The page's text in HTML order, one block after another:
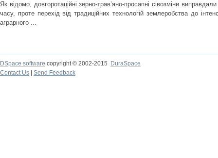
Як відомо, довгоротаційні зерно-трав’яно-просапні сівозміни
часу, проте перехід від традиційних технологій землеробства до
аграрного ...
DSpace software copyright © 2002-2015
DuraSpace
Contact Us
Send Feedback